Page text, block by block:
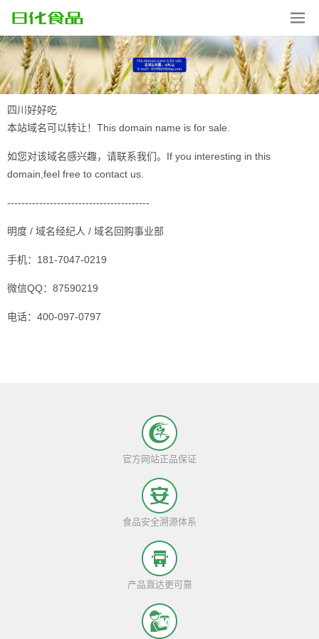
四川好好吃
本站域名可以转让！This domain name is for sale.
如您对该域名感兴趣，请联系我们。If you interesting in this
domain,feel free to contact us.
----------------------------------------
明度 / 域名经纪人 / 域名回购事业部
手机：181-7047-0219
微信QQ：87590219
电话：400-097-0797
官方网站正品保证
食品安全溯源体系
产品直达更可靠